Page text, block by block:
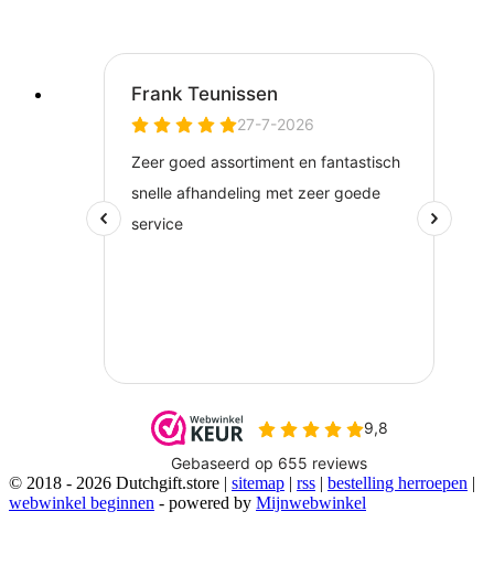
© 2018 - 2026 Dutchgift.store | sitemap | rss | bestelling herroepen |
webwinkel beginnen - powered by Mijnwebwinkel